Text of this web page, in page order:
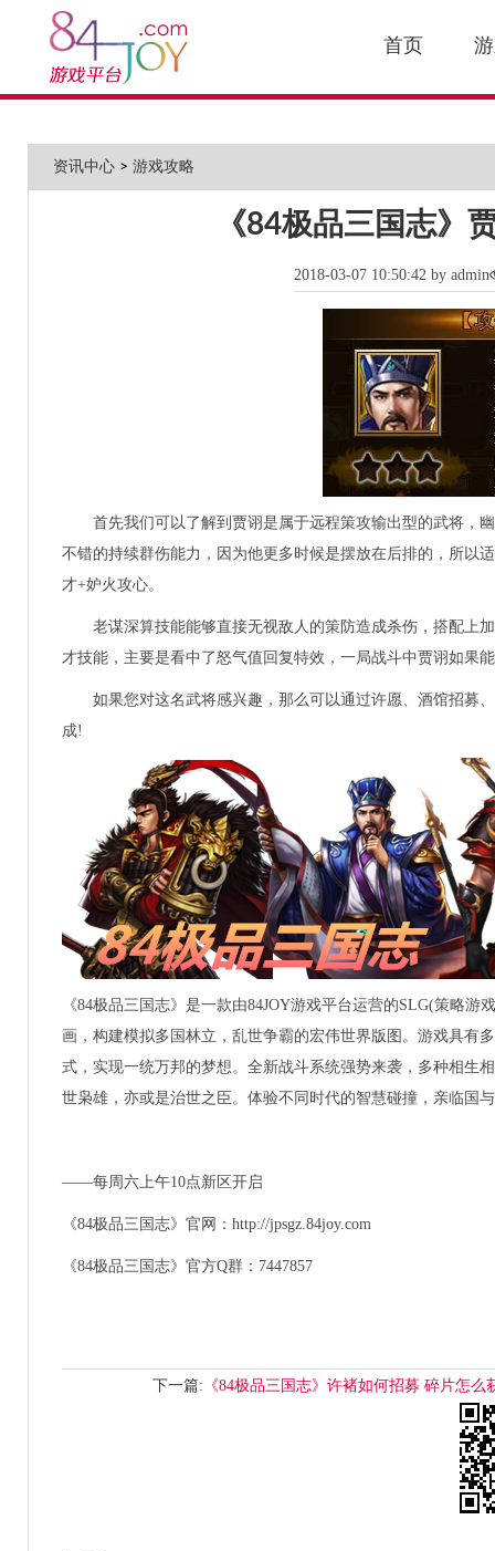
首页
资讯中心 > 游戏攻略
《84极品三国志》
2018-03-07 10:50:42 by admin
首先我们可以了解到贾诩是属于远程策攻输出型的武将，
不错的持续群伤能力，因为他更多时候是摆放在后排的，所以
才+妒火攻心。
老谋深算技能能够直接无视敌人的策防造成杀伤，搭配上
才技能，主要是看中了怒气值回复特效，一局战斗中贾诩如果
如果您对这名武将感兴趣，那么可以通过许愿、酒馆招募、
成!
《84极品三国志》是一款由84JOY游戏平台运营的SLG(策略
画，构建模拟多国林立，乱世争霸的宏伟世界版图。游戏具有
式，实现一统万邦的梦想。全新战斗系统强势来袭，多种相生
世枭雄，亦或是治世之臣。体验不同时代的智慧碰撞，亲临国
——每周六上午10点新区开启
《84极品三国志》官网：http://jpsgz.84joy.com
《84极品三国志》官方Q群：7447857
下一篇: 《84极品三国志》许褚如何招募 碎片怎么